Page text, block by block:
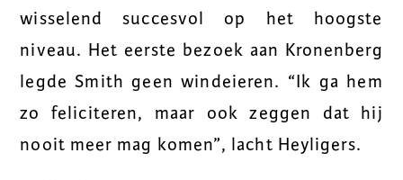
wisselend succesvol op het hoogste
niveau. Het eerste bezoek aan Kronenberg
legde Smith geen windeieren. “Ik ga hem
zo feliciteren, maar ook zeggen dat hij
nooit meer mag komen”, lacht Heyligers.